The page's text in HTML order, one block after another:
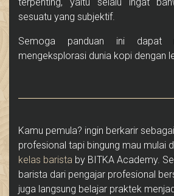
sesuatu yang subjektif.
Semoga panduan ini dapat
mengeksplorasi dunia kopi dengan
Kamu pemula? ingin berkarir
profesional tapi bingung mau mulai
kelas barista by BITKA Academy.
barista dari pengajar profesional
juga langsung belajar praktek